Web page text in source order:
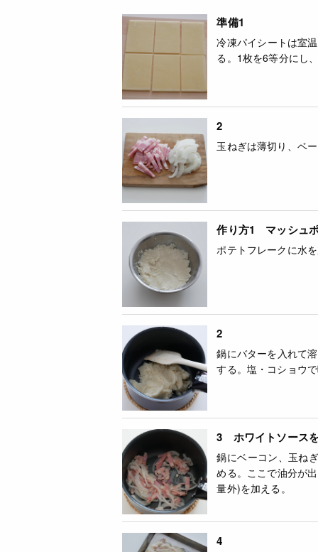
準備1
冷凍パイシートは室
る。1枚を6等分にし
2
玉ねぎは薄切り、ベ
作り方1 マッシュ
ポテトフレークに水
2
鍋にバターを入れて
する。塩・コショウ
3 ホワイトソース
鍋にベーコン、玉ね
める。ここで油分が
量外)を加える。
4